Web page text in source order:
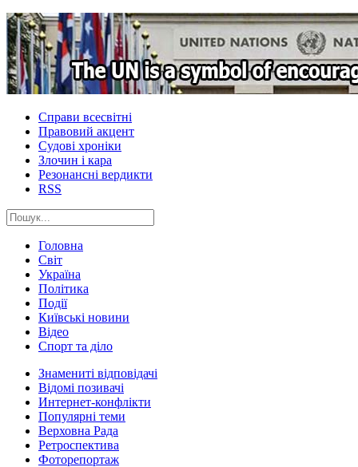
Справи всесвітні
Правовий акцент
Судові хроніки
Злочин і кара
Резонансні вердикти
RSS
Головна
Світ
Україна
Політика
Події
Київські новини
Відео
Спорт та діло
Знамениті відповідачі
Відомі позивачі
Интернет-конфлікти
Популярні теми
Верховна Рада
Ретроспектива
Фоторепортаж